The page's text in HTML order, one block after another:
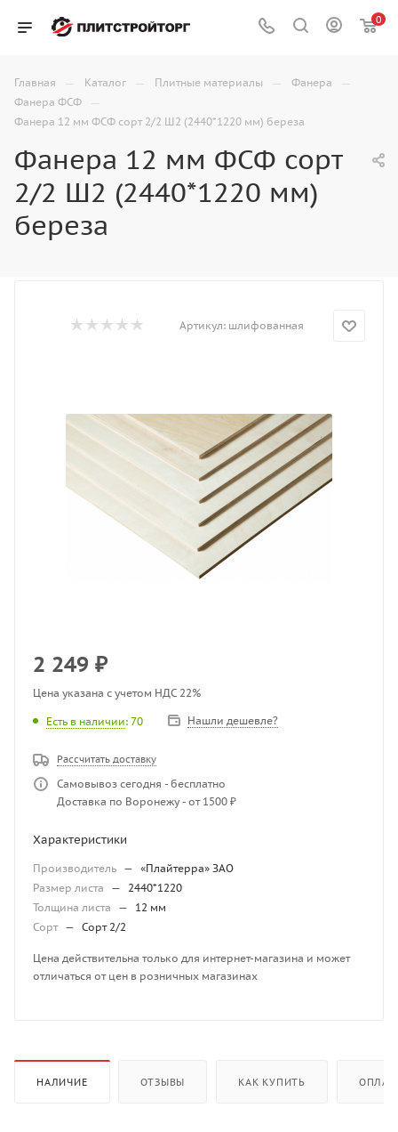
0
Главная — Каталог — Плитные материалы — Фанера —
Фанера ФСФ —
Фанера 12 мм ФСФ сорт 2/2 Ш2 (2440*1220 мм) береза
Фанера 12 мм ФСФ сорт
2/2 Ш2 (2440*1220 мм)
береза
Артикул: шлифованная
2 249 ₽
Цена указана с учетом НДС 22%
Есть в наличии: 70 Нашли дешевле?
Рассчитать доставку
Самовывоз сегодня - бесплатно
Доставка по Воронежу - от 1500 ₽
Характеристики
Производитель — «Плайтерра» ЗАО
Размер листа
— 2440*1220
Толщина листа
—
12 мм
Сорт — Сорт 2/2
Цена действительна только для интернет-магазина и может
отличаться от цен в розничных магазинах
НАЛИЧИЕ ОТЗЫВЫ КАК КУПИТЬ